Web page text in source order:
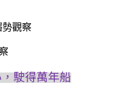
駛得萬年船